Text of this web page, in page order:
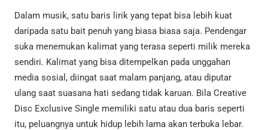
Dalam musik, satu baris lirik yang tepat bisa lebih kuat
daripada satu bait penuh yang biasa biasa saja. Pendengar
suka menemukan kalimat yang terasa seperti milik mereka
sendiri. Kalimat yang bisa ditempelkan pada unggahan
media sosial, diingat saat malam panjang, atau diputar
ulang saat suasana hati sedang tidak karuan. Bila Creative
Disc Exclusive Single memiliki satu atau dua baris seperti
itu, peluangnya untuk hidup lebih lama akan terbuka lebar.